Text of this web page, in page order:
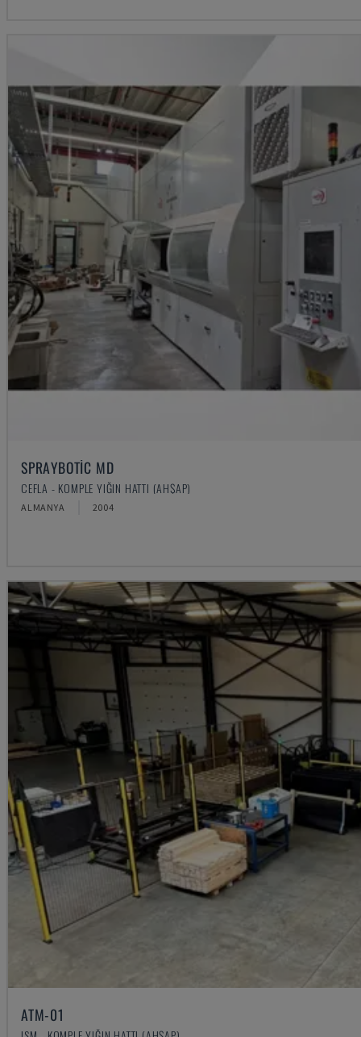
SPRAYBOTIC MD
CEFLA - KOMPLE YIĞIN HATTI (AHŞAP)
ALMANYA 2004
ATM-01